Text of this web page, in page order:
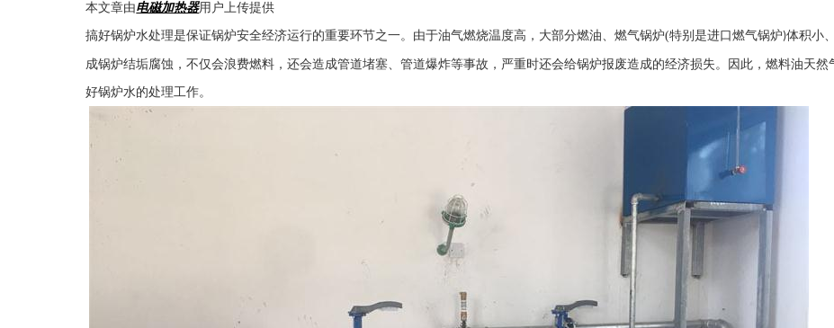
本文章由电磁加热器用户上传提供
搞好锅炉水处理是保证锅炉安全经济运行的重要环节之一。由于油气燃烧温度高，大部分燃油、燃气锅炉(特别是进口燃气锅炉)体积小
成锅炉结垢腐蚀，不仅会浪费燃料，还会造成管道堵塞、管道爆炸等事故，严重时还会给锅炉报废造成的经济损失。因此，燃料油天
好锅炉水的处理工作。